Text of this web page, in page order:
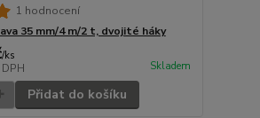
1 hodnocení
35 mm/4 m/2 t, dvojité háky
/ks
Skladem
Přidat do košíku